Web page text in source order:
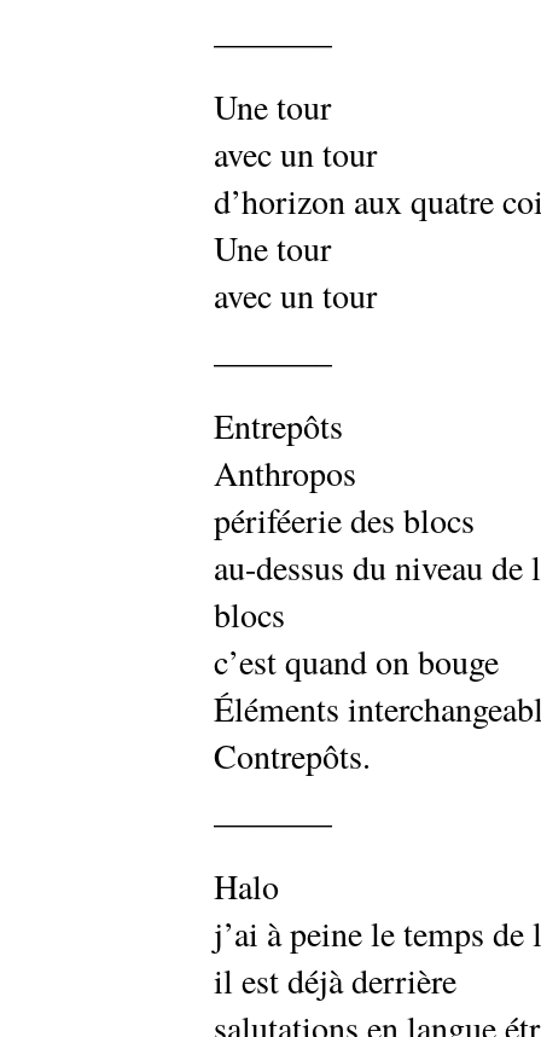
———–
Une tour
avec un tour
d’horizon aux quatre
Une tour
avec un tour
———–
Entrepôts
Anthropos
périféerie des blocs
au-dessus du niveau de
blocs
c’est quand on bouge
Éléments
Contrepôts.
———–
Halo
j’ai à peine le temps
il est déjà derrière
salutations en langue